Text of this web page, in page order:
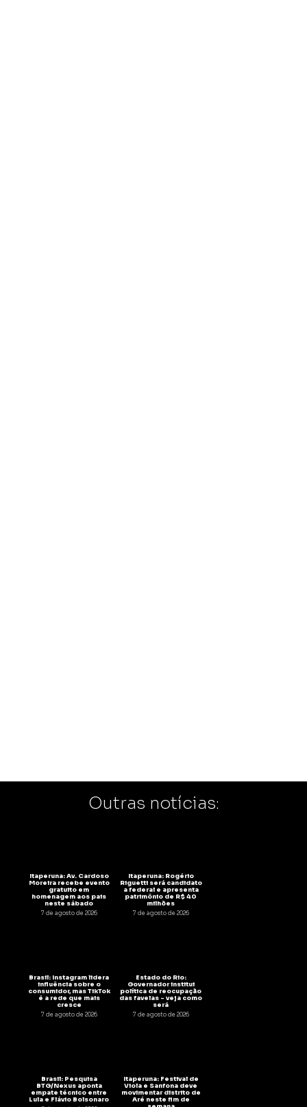
Outras notícias:
Itaperuna: Av. Cardoso
Moreira recebe evento
gratuito em
homenagem aos pais
neste sábado
7 de agosto de 2026
Itaperuna: Rogério
Riguetti será candidato
a federal e apresenta
patrimônio de R$ 40
milhões
7 de agosto de 2026
Brasil: Instagram lidera
influência sobre o
consumidor, mas TikTok
é a rede que mais
cresce
7 de agosto de 2026
Estado do Rio:
Governador institui
política de reocupação
das favelas – veja como
será
7 de agosto de 2026
Brasil: Pesquisa
BTG/Nexus aponta
empate técnico entre
Lula e Flávio Bolsonaro
Itaperuna: Festival de
Viola e Sanfona deve
movimentar distrito de
Aré neste fim de